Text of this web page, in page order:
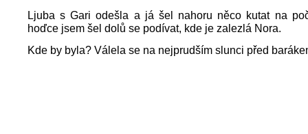
Ljuba s Gari odešla a já šel nahoru něco kutat na
hoďce jsem šel dolů se podívat, kde je zalezlá Nora.
Kde by byla? Válela se na nejprudším slunci před